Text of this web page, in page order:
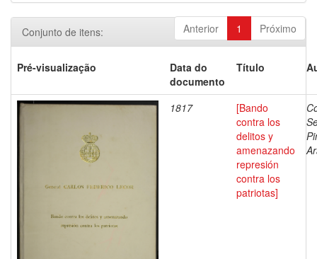
Anterior 1 Próximo
Conjunto de itens:
Pré-visualização
Data do
documento
Título
1817
[Bando
contra los
delitos y
amenazando
represión
contra los
patriotas]